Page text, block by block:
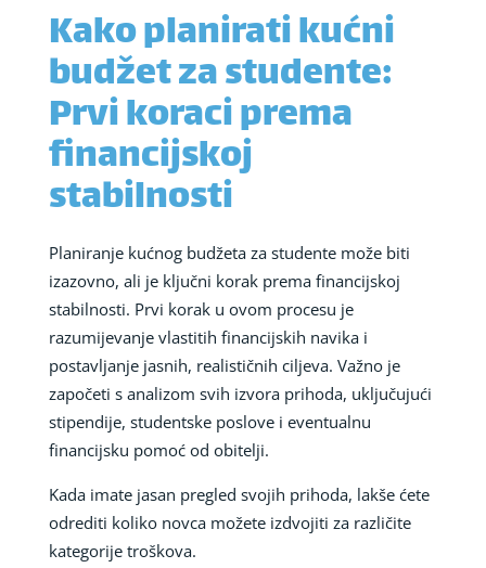
Kako planirati kućni
budžet za studente:
Prvi koraci prema
financijskoj
stabilnosti
Planiranje kućnog budžeta za studente može biti
izazovno, ali je ključni korak prema financijskoj
stabilnosti. Prvi korak u ovom procesu je
razumijevanje vlastitih financijskih navika i
postavljanje jasnih, realističnih ciljeva. Važno je
započeti s analizom svih izvora prihoda, uključujući
stipendije, studentske poslove i eventualnu
financijsku pomoć od obitelji.
Kada imate jasan pregled svojih prihoda, lakše ćete
odrediti koliko novca možete izdvojiti za različite
kategorije troškova.